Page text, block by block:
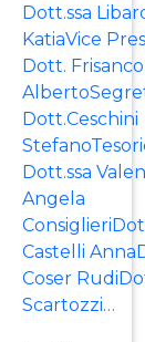
Dott.ssa
KatiaVice
Dott. Frisanco
Dott.Ceschini
Dott.ssa
Angela
Castelli
Coser
Scartozzi…